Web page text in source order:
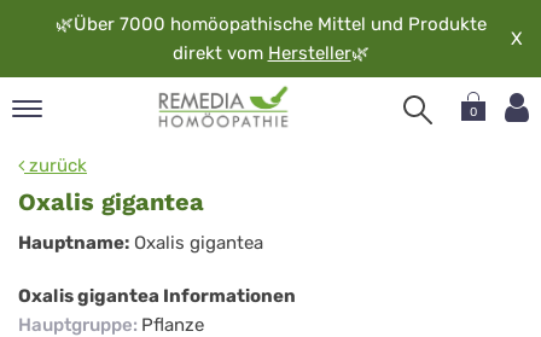
🌿Über 7000 homöopathische Mittel und Produkte
direkt vom Hersteller🌿
X
0
zurück
Oxalis gigantea
Oxalis
gigantea
Hauptname: Oxalis gigantea
Oxalis gigantea Informationen
Hauptgruppe: Pflanze